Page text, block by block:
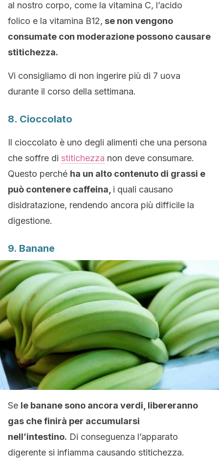
al nostro corpo, come la vitamina C, l’acido
folico e la vitamina B12, se non vengono
consumate con moderazione possono causare
stitichezza.
Vi consigliamo di non ingerire più di 7 uova
durante il corso della settimana.
8. Cioccolato
Il cioccolato è uno degli alimenti che una persona
che soffre di stitichezza non deve consumare.
Questo perché ha un alto contenuto di grassi e
può contenere caffeina, i quali causano
disidratazione, rendendo ancora più difficile la
digestione.
9. Banane
Se le banane sono ancora verdi, libereranno
gas che finirà per accumularsi
nell’intestino. Di conseguenza l’apparato
digerente si infiamma causando stitichezza.